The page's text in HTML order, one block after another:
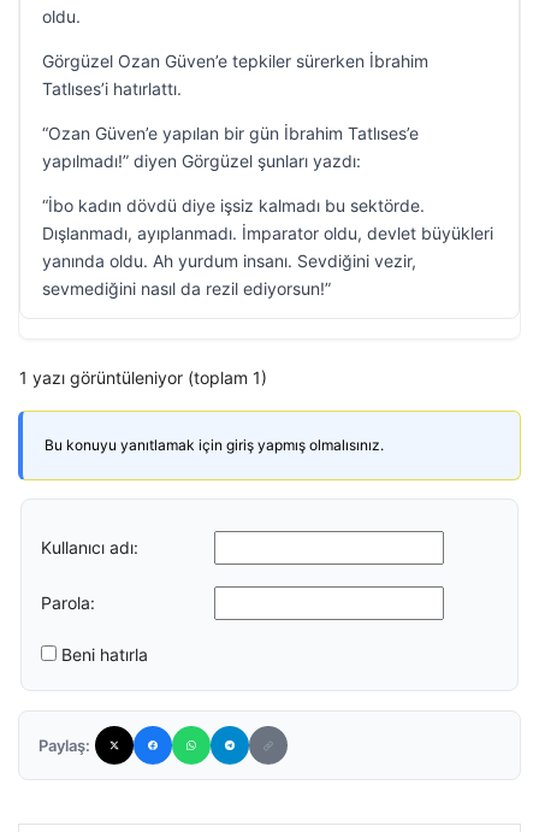
oldu.
Görgüzel Ozan Güven’e tepkiler sürerken İbrahim
Tatlıses’i hatırlattı.
“Ozan Güven’e yapılan bir gün İbrahim Tatlıses’e
yapılmadı!” diyen Görgüzel şunları yazdı:
“İbo kadın dövdü diye işsiz kalmadı bu sektörde.
Dışlanmadı, ayıplanmadı. İmparator oldu, devlet büyükleri
yanında oldu. Ah yurdum insanı. Sevdiğini vezir,
sevmediğini nasıl da rezil ediyorsun!”
1 yazı görüntüleniyor (toplam 1)
Bu konuyu yanıtlamak için giriş yapmış olmalısınız.
Kullanıcı adı:
Parola:
Beni hatırla
Paylaş: